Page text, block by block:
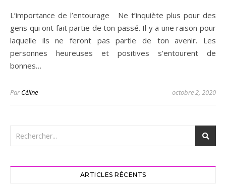
L’importance de l’entourage Ne t’inquiète plus pour des
gens qui ont fait partie de ton passé. Il y a une raison pour
laquelle ils ne feront pas partie de ton avenir. Les
personnes heureuses et positives s’entourent de
bonnes…
ParCéline octobre 2, 2020
ARTICLES RÉCENTS